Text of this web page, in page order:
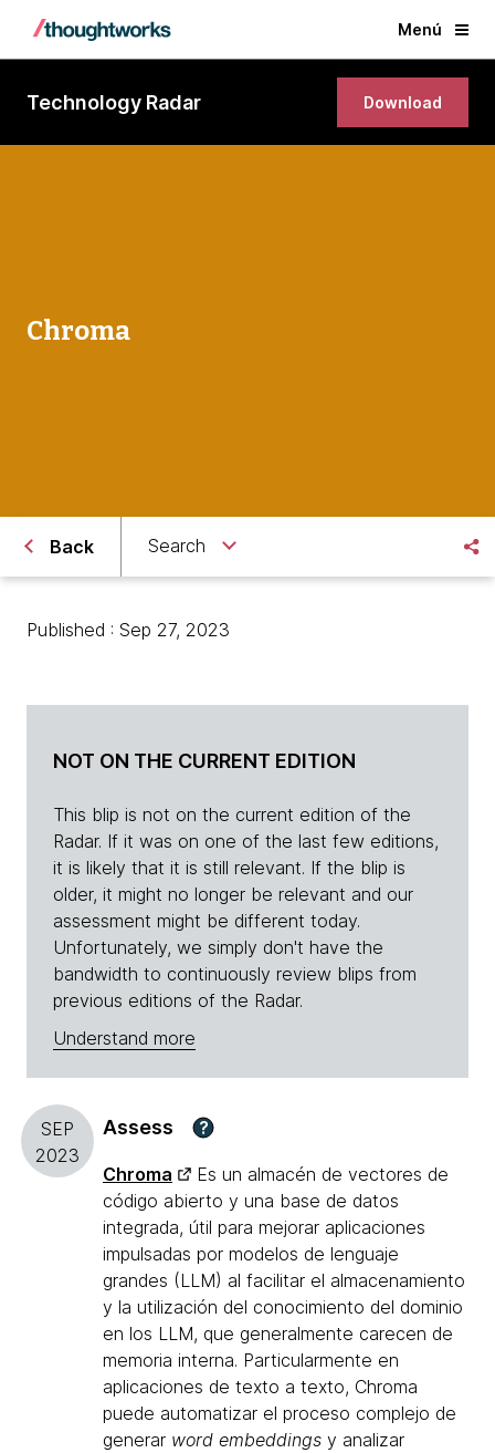
Menú
Technology Radar Download
Chroma
Back Search
Published : Sep 27, 2023
NOT ON THE CURRENT EDITION
This blip is not on the current edition of the
Radar. If it was on one of the last few editions,
it is likely that it is still relevant. If the blip is
older, it might no longer be relevant and our
assessment might be different today.
Unfortunately, we simply don't have the
bandwidth to continuously review blips from
previous editions of the Radar.
Understand more
SEP
2023
Assess ?
Chroma
Es un almacén de vectores de
código abierto y una base de datos
integrada, útil para mejorar aplicaciones
impulsadas por modelos de lenguaje
grandes (LLM) al facilitar el almacenamiento
y la utilización del conocimiento del dominio
en los LLM, que generalmente carecen de
memoria interna. Particularmente en
aplicaciones de texto a texto, Chroma
puede automatizar el proceso complejo de
generar word embeddings y analizar